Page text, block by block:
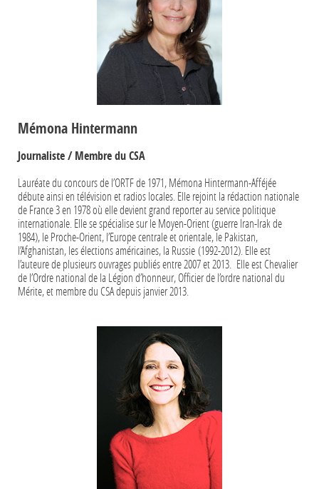
Mémona Hintermann
Journaliste / Membre du CSA
Lauréate du concours de l’ORTF de 1971, Mémona Hintermann-Afféjée
débute ainsi en télévision et radios locales. Elle rejoint la rédaction nationale
de France 3 en 1978 où elle devient grand reporter au service politique
internationale. Elle se spécialise sur le Moyen-Orient (guerre Iran-Irak de
1984), le Proche-Orient, l’Europe centrale et orientale, le Pakistan,
l’Afghanistan, les élections américaines, la Russie (1992-2012). Elle est
l’auteure de plusieurs ouvrages publiés entre 2007 et 2013. Elle est Chevalier
de l’Ordre national de la Légion d’honneur, Officier de l’ordre national du
Mérite, et membre du CSA depuis janvier 2013.